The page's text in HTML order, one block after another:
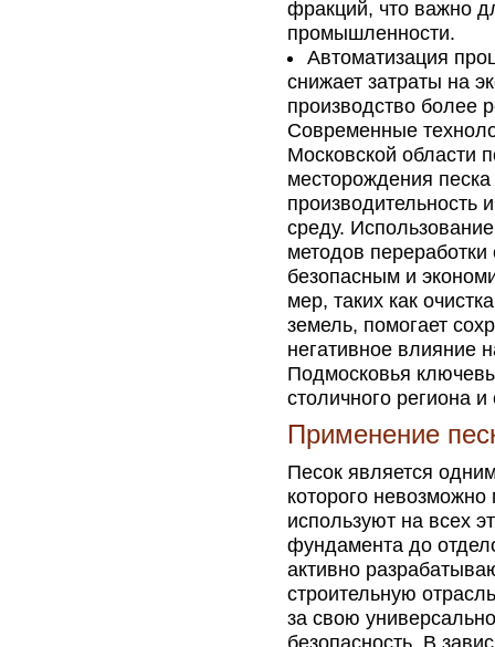
фракций, что важно
промышленности.
Автоматизация
снижает затраты на
производство более
Современные
Московской области
месторождения
среду.
методов
безопасным и
мер, таких как
земель, помогает
негативное влияние
Подмосковья
столичного региона
Применение
Песок является
которого невозможно
используют на всех
фундамента до
активно
строительную
за свою